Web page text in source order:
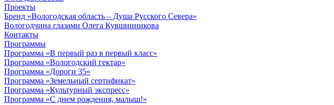
Проекты
Бренд «Вологодская область – Душа Русского Севера»
Вологодчина глазами Олега Кувшинникова
Контакты
Программы
Программа «В первый раз в первый класс»
Программа «Вологодский гектар»
Программа «Дороги 35»
Программа «Земельный сертификат»
Программа «Культурный экспресс»
Программа «С днем рождения, малыш!»